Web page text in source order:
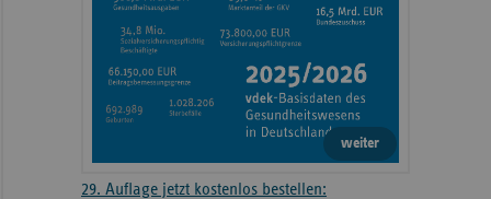
weiter
29. Auflage jetzt kostenlos bestellen: